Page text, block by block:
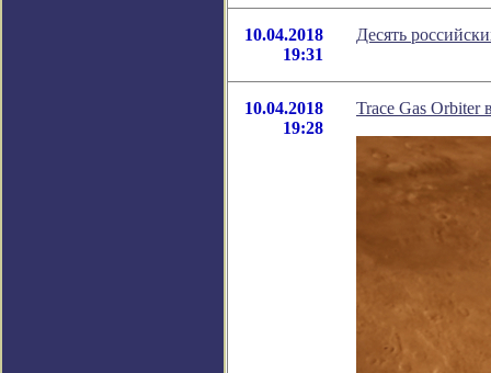
10.04.2018
19:31
Десять
10.04.2018
19:28
Trace Gas